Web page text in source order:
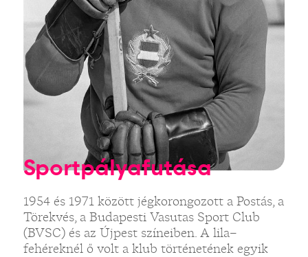
Sportpályafutása
1954 és 1971 között jégkorongozott a Postás, a
Törekvés, a Budapesti Vasutas Sport Club
(BVSC) és az Újpest színeiben. A lila–
fehéreknél ő volt a klub történetének egyik